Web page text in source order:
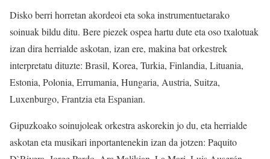
Disko berri horretan akordeoi eta soka instrumentuetarako
soinuak bildu ditu. Bere piezek ospea hartu dute eta oso txalotuak
izan dira herrialde askotan, izan ere, makina bat orkestrek
interpretatu dituzte: Brasil, Korea, Turkia, Finlandia, Lituania,
Estonia, Polonia, Errumania, Hungaria, Austria, Suitza,
Luxenburgo, Frantzia eta Espanian.
Gipuzkoako soinujoleak orkestra askorekin jo du, eta herrialde
askotan eta musikari inportantenekin izan da jotzen: Paquito